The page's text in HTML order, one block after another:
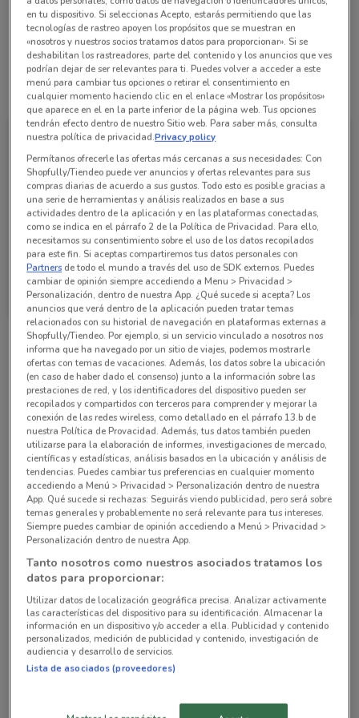
The Home Depot Aragón 8647
Todas las ofertas de esta tienda
The Home Depot
Caduca Miércoles
Sucursales The Home Depot alrededor
Vía José María Morelos Km 20.5 Ecatepec De
Morelos
3.2 km
CERRADO
Vía López Portillo #105Col. Zacuatitla San
Francisco Coacalco
11.7 km
CERRADO
Av. Fortuna #334Col. Magdalena de la Salinas
Gustavo A Madero
13.3 km
CERRADO
Carretera Federal México-Pachuca Km. 36.5Col.
Hueyotenco San Martín Azcatepec
en tu dispositivo. Si seleccionas Acepto, estarás permitiendo que las
tecnologías de rastreo apoyen los propósitos que se muestran en
«nosotros y nuestros socios tratamos datos para proporcionar». Si se
deshabilitan los rastreadores, parte del contenido y los anuncios que ves
podrían dejar de ser relevantes para ti. Puedes volver a acceder a este
menú para cambiar tus opciones o retirar el consentimiento en
cualquier momento haciendo clic en el enlace «Mostrar los propósitos»
que aparece en el en la parte inferior de la página web. Tus opciones
tendrán efecto dentro de nuestro Sitio web. Para saber más, consulta
nuestra política de privacidad.Privacy policy
Permítanos ofrecerle las ofertas más cercanas a sus necesidades: Con
Shopfully/Tiendeo puede ver anuncios y ofertas relevantes para sus
compras diarias de acuerdo a sus gustos. Todo esto es posible gracias a
una serie de herramientas y análisis realizados en base a sus
actividades dentro de la aplicación y en las plataformas conectadas,
como se indica en el párrafo 2 de la Política de Privacidad. Para ello,
necesitamos su consentimiento sobre el uso de los datos recopilados
para este fin. Si aceptas compartiremos tus datos personales con
Partners de todo el mundo a través del uso de SDK externos. Puedes
cambiar de opinión siempre accediendo a Menu > Privacidad >
Personalización, dentro de nuestra App. ¿Qué sucede si acepta? Los
anuncios que verá dentro de la aplicación pueden tratar temas
relacionados con su historial de navegación en plataformas externas a
Shopfully/Tiendeo. Por ejemplo, si un servicio vinculado a nosotros nos
informa que ha navegado por un sitio de viajes, podemos mostrarle
ofertas con temas de vacaciones. Además, los datos sobre la ubicación
(en caso de haber dado el consenso) junto a la información sobre las
prestaciones de red, y los identificadores del dispositivo pueden ser
recopilados y compartidos con terceros para comprender y mejorar la
conexión de las redes wireless, como detallado en el párrafo 13.b de
nuestra Política de Provacidad. Además, tus datos también pueden
utilizarse para la elaboración de informes, investigaciones de mercado,
científicas y estadísticas, análisis basados en la ubicación y análisis de
tendencias. Puedes cambiar tus preferencias en cualquier momento
accediendo a Menú > Privacidad > Personalización dentro de nuestra
App. Qué sucede si rechazas: Seguirás viendo publicidad, pero será sobre
temas generales y probablemente no será relevante para tus intereses.
Siempre puedes cambiar de opinión accediendo a Menú > Privacidad >
Personalización dentro de nuestra App.
Tanto nosotros como nuestros asociados tratamos los
datos para proporcionar:
Utilizar datos de localización geográfica precisa. Analizar activamente
las características del dispositivo para su identificación. Almacenar la
información en un dispositivo y/o acceder a ella. Publicidad y contenido
personalizados, medición de publicidad y contenido, investigación de
audiencia y desarrollo de servicios.
Lista de asociados (proveedores)